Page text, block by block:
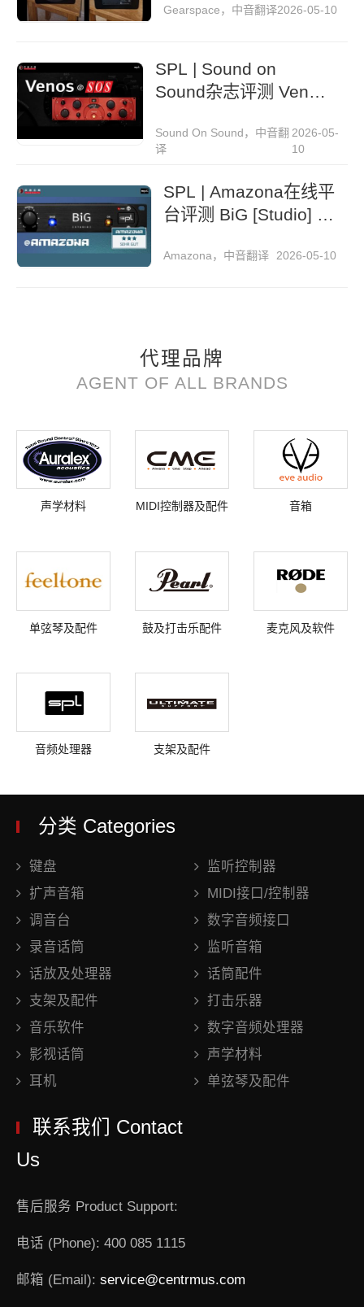
Gearspace，中音翻译2026-05-10
SPL | Sound on
Sound杂志评测 Venos
Sound On Sound，中音翻
译
2026-05-
10
SPL | Amazona在线平
台评测 BiG [Studio] 机
Amazona，中音翻译 2026-05-10
代理品牌
AGENT OF ALL BRANDS
声学材料 MIDI控制器及配件 音箱
单弦琴及配件 鼓及打击乐配件 麦克风及软件
音频处理器 支架及配件
分类 Categories
键盘
监听控制器
扩声音箱
MIDI接口/控制器
调音台
数字音频接口
录音话筒
监听音箱
话放及处理器
话筒配件
支架及配件
打击乐器
音乐软件
数字音频处理器
影视话筒
声学材料
耳机
单弦琴及配件
联系我们 Contact
Us
售后服务 Product Support:
电话 (Phone): 400 085 1115
邮箱 (Email): service@centrmus.com